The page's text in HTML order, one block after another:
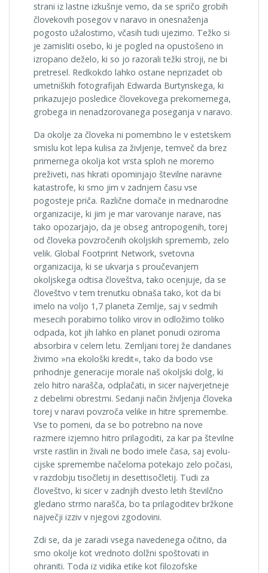
strani iz lastne izkušnje vemo, da se spričo grobih
človekovih posegov v naravo in onesnaženja
pogosto užalostimo, včasih tudi ujezimo. Težko si
je zamisliti osebo, ki je pogled na opustošeno in
izro­pano deželo, ki so jo razorali težki stroji, ne bi
pretresel. Redkokdo lahko ostane neprizadet ob
umetniških fotografijah Edwarda Burtynskega, ki
prikazujejo posledice človekovega prekomernega,
grobega in nenadzoro­vanega poseganja v naravo.
Da okolje za človeka ni pomembno le v estetskem
smislu kot lepa kulisa za življenje, temveč da brez
primernega okolja kot vrsta sploh ne moremo
preživeti, nas hkrati opominjajo številne naravne
katastrofe, ki smo jim v zadnjem času vse
pogosteje priča. Različne domače in medna­rodne
organizacije, ki jim je mar varovanje narave, nas
tako opozarjajo, da je obseg antropogenih, torej
od človeka povzročenih okoljskih spre­memb, zelo
velik. Global Footprint Network, svetovna
organizacija, ki se ukvarja s proučevanjem
okoljskega odtisa človeštva, tako ocenjuje, da se
človeštvo v tem trenutku obnaša tako, kot da bi
imelo na voljo 1,7 planeta Zemlje, saj v sedmih
mesecih porabimo toliko virov in odložimo toliko
odpada, kot jih lahko en planet ponudi oziroma
absorbira v celem letu. Zemljani torej že dandanes
živimo »na ekološki kredit«, tako da bodo vse
prihodnje generacije morale naš okoljski dolg, ki
zelo hitro narašča, odplačati, in sicer najverjetneje
z debelimi obrestmi. Sedanji način življenja človeka
torej v naravi povzroča velike in hitre spremembe.
Vse to pomeni, da se bo potrebno na nove
razmere izjemno hitro prilagoditi, za kar pa številne
vrste rastlin in živali ne bodo imele časa, saj evolu­
cijske spremembe načeloma potekajo zelo počasi,
v razdobju tisočletij in desettisočletij. Tudi za
človeštvo, ki sicer v zadnjih dvesto letih številčno
gledano strmo narašča, bo ta prilagoditev bržkone
največji izziv v njegovi zgodovini.
Zdi se, da je zaradi vsega navedenega očitno, da
smo okolje kot vrednoto dolžni spoštovati in
ohraniti. Toda iz vidika etike kot filozofske